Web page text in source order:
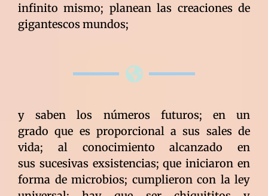
infinito mismo; planean las creaciones de
gigantescos mundos;
y saben los números futuros; en un
grado que es proporcional a sus sales de
vida; al conocimiento alcanzado en
sus sucesivas exsistencias; que iniciaron en
forma de microbios; cumplieron con la ley